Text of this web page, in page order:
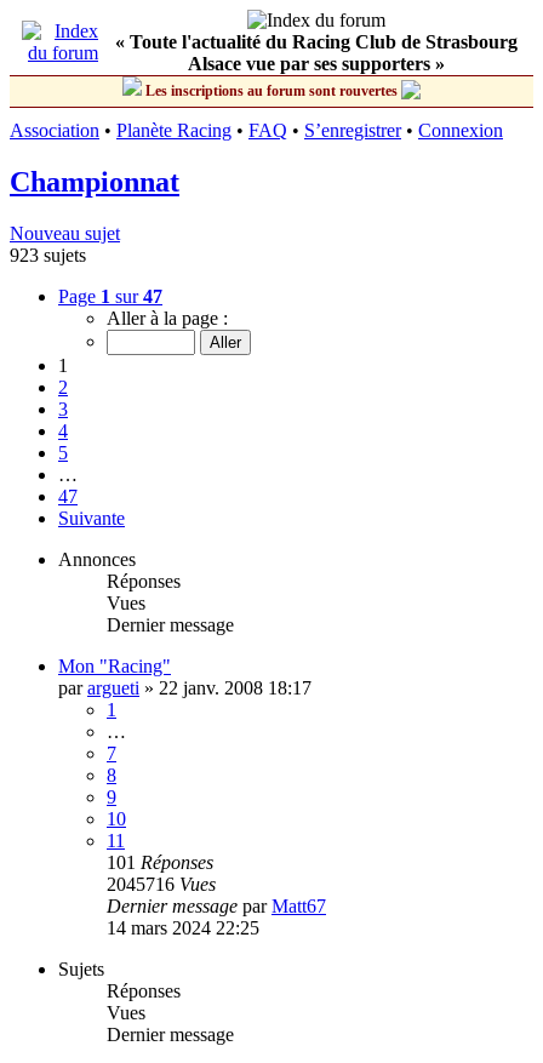
« Toute l'actualité du Racing Club de Strasbourg
Alsace vue par ses supporters »
Les inscriptions au forum sont rouvertes
Association • Planète Racing • FAQ • S’enregistrer• Connexion
Championnat
Nouveau sujet
923 sujets
Page 1 sur47
Aller à la page :
1
2
3
4
5
…
47
Suivante
Annonces
Réponses
Vues
Dernier message
Mon "Racing"
parargueti » 22 janv. 2008 18:17
1
…
7
8
9
10
11
101 Réponses
2045716 Vues
Dernier message parMatt67
14 mars 2024 22:25
Sujets
Réponses
Vues
Dernier message